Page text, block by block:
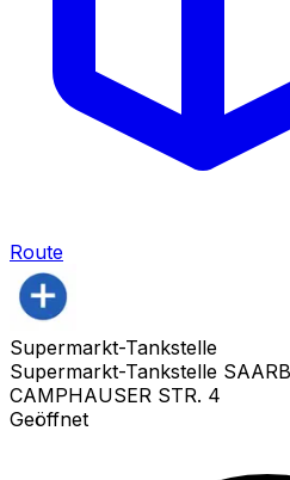
Route
Supermarkt-Tankstelle
Supermarkt-Tankstelle
CAMPHAUSER STR. 4
Geöffnet